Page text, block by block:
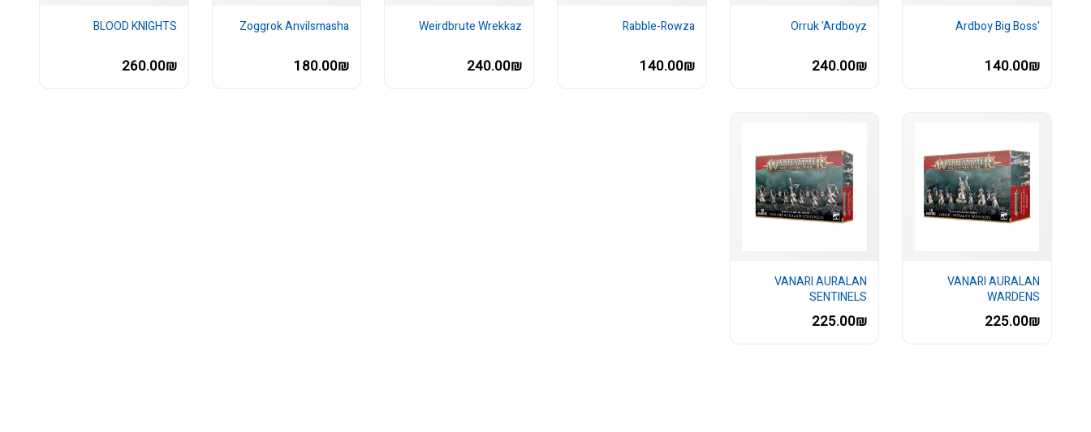
'Ardboy Big Boss
140.00₪
Orruk 'Ardboyz
240.00₪
Rabble-Rowza
140.00₪
Weirdbrute Wrekkaz
240.00₪
Zoggrok Anvilsmasha
180.00₪
BLOOD KNIGHTS
260.00₪
VANARI AURALAN
WARDENS
225.00₪
VANARI AURALAN
SENTINELS
225.00₪